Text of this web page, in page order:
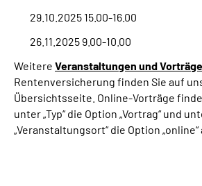
29.10.2025 15.00-16.00
26.11.2025 9.00-10.00
Weitere Veranstaltungen und Vorträge
Rentenversicherung finden Sie auf
Übersichtsseite. Online-Vorträge
unter „Typ“ die Option „Vortrag“ und
„Veranstaltungsort“ die Option „online“